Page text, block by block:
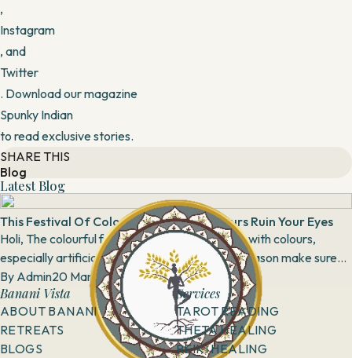
,
Instagram
, and
Twitter
. Download our magazine
Spunky Indian
to read exclusive stories.
SHARE THIS
Blog
Latest Blog
This Festival Of Colours : Don't Let Colours Ruin Your Eyes
Holi, The colourful festival of India, but playing with colours,
especially artificial, can harm your eyes. This season make sure
you play ‘safe Holi’ and make...
By Admin20 March, 2019
Banani Vista
ABOUT BANANI
RETREATS
BLOGS
Services
TAROT READING
THETA HEALING
REIKI HEALING